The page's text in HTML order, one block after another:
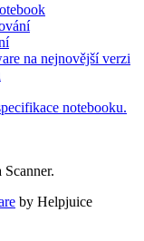
na nejnovější verzi
notebooku.
by Helpjuice